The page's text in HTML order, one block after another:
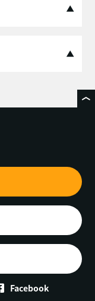
Facebook